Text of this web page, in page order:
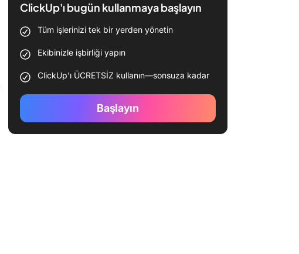
ClickUp'ı bugün kullanmaya başlayın
Tüm işlerinizi tek bir yerden yönetin
Ekibinizle işbirliği yapın
ClickUp'ı ÜCRETSİZ kullanın—sonsuza kadar
Başlayın